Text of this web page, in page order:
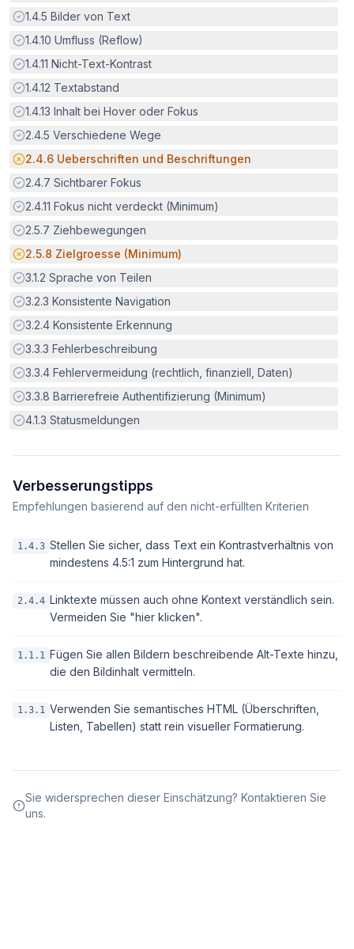
Erfüllt:
1.4.5 Bilder von Text
Erfüllt:
1.4.10 Umfluss (Reflow)
Erfüllt:
1.4.11 Nicht-Text-Kontrast
Erfüllt:
1.4.12 Textabstand
Erfüllt:
1.4.13 Inhalt bei Hover oder Fokus
Erfüllt:
2.4.5 Verschiedene Wege
Potenzielle Barriere:
2.4.6 Ueberschriften und Beschriftungen
Erfüllt:
2.4.7 Sichtbarer Fokus
Erfüllt:
2.4.11 Fokus nicht verdeckt (Minimum)
Erfüllt:
2.5.7 Ziehbewegungen
Potenzielle Barriere:
2.5.8 Zielgroesse (Minimum)
Erfüllt:
3.1.2 Sprache von Teilen
Erfüllt:
3.2.3 Konsistente Navigation
Erfüllt:
3.2.4 Konsistente Erkennung
Erfüllt:
3.3.3 Fehlerbeschreibung
Erfüllt:
3.3.4 Fehlervermeidung (rechtlich, finanziell, Daten)
Erfüllt:
3.3.8 Barrierefreie Authentifizierung (Minimum)
Erfüllt:
4.1.3 Statusmeldungen
Verbesserungstipps
Empfehlungen basierend auf den nicht-erfüllten Kriterien
1.4.3 Stellen Sie sicher, dass Text ein Kontrastverhältnis von
mindestens 4.5:1 zum Hintergrund hat.
2.4.4 Linktexte müssen auch ohne Kontext verständlich sein.
Vermeiden Sie "hier klicken".
1.1.1 Fügen Sie allen Bildern beschreibende Alt-Texte hinzu,
die den Bildinhalt vermitteln.
1.3.1 Verwenden Sie semantisches HTML (Überschriften,
Listen, Tabellen) statt rein visueller Formatierung.
Sie widersprechen dieser Einschätzung? Kontaktieren Sie
uns.